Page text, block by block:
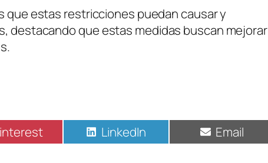
que estas restricciones puedan causar y
destacando que estas medidas buscan mejorar
LinkedIn Email